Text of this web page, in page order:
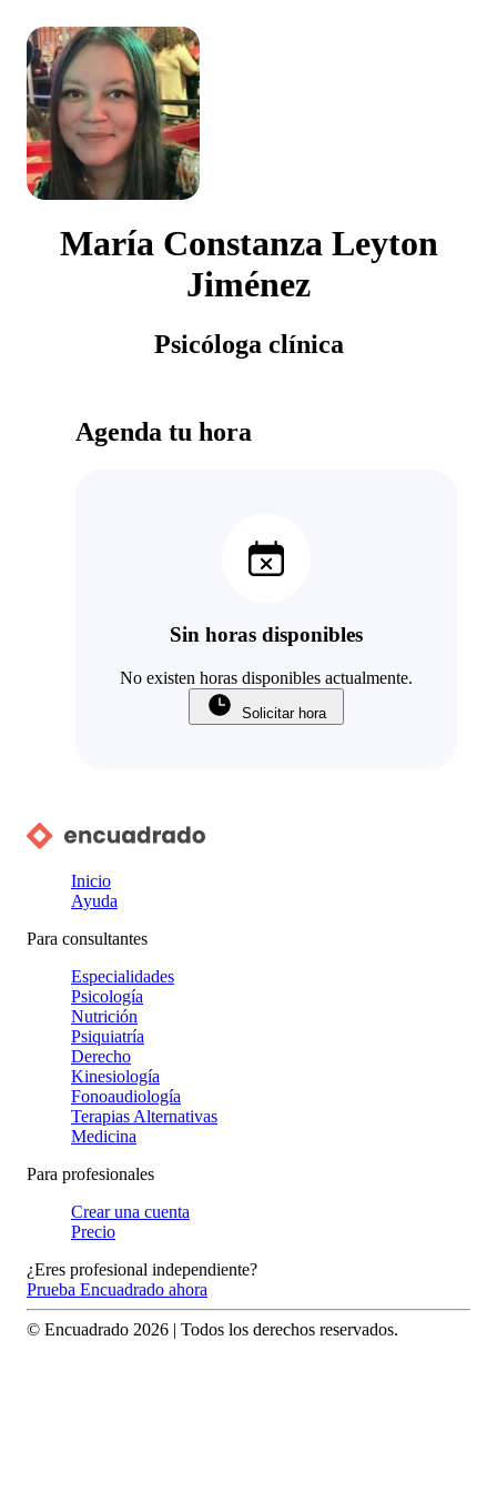
María Constanza Leyton
Jiménez
Psicóloga clínica
Agenda tu hora
Sin horas disponibles
No existen horas disponibles actualmente.
Solicitar hora
Inicio
Ayuda
Para consultantes
Especialidades
Psicología
Nutrición
Psiquiatría
Derecho
Kinesiología
Fonoaudiología
Terapias Alternativas
Medicina
Para profesionales
Crear una cuenta
Precio
¿Eres profesional independiente?
Prueba Encuadrado ahora
© Encuadrado 2026 | Todos los derechos reservados.